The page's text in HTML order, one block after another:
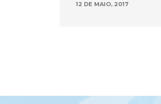
12 DE MAIO, 2017